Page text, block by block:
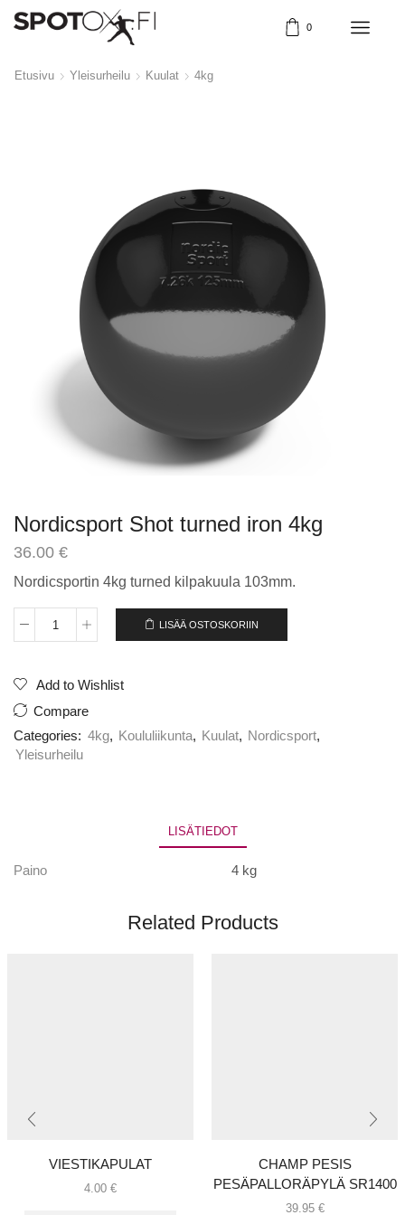
0
Etusivu Yleisurheilu Kuulat 4kg
Nordicsport Shot turned iron 4kg
36.00 €
Nordicsportin 4kg turned kilpakuula 103mm.
Nordicsport
iron
määrä
LISÄÄ OSTOSKORIIN
Add to Wishlist
Compare
Categories: 4kg, Koululiikunta, Kuulat, Nordicsport,
Yleisurheilu
LISÄTIEDOT
Paino 4 kg
Related Products
VIESTIKAPULAT
4.00 €
CHAMP PESIS
PESÄPALLORÄPYLÄ SR1400
39.95 €